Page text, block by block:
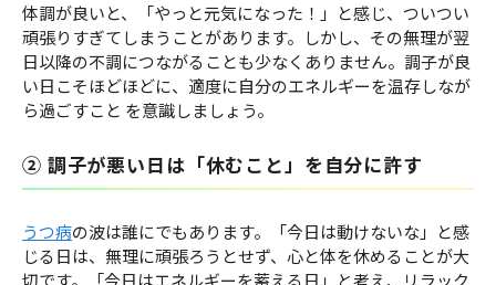
体調が良いと、「やっと元気になった！」と感じ、ついつい
頑張りすぎてしまうことがあります。しかし、その無理が翌
日以降の不調につながることも少なくありません。調子が良
い日こそほどほどに、適度に自分のエネルギーを温存しなが
ら過ごすこと を意識しましょう。
② 調子が悪い日は「休むこと」を自分に許す
うつ病の波は誰にでもあります。「今日は動けないな」と感
じる日は、無理に頑張ろうとせず、心と体を休めることが大
切です。「今日はエネルギーを蓄える日」と考え、リラック